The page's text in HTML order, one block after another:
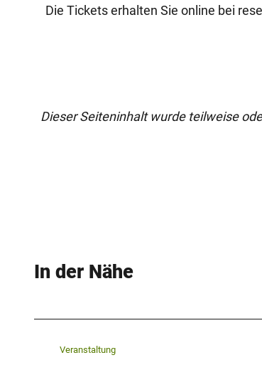
Die Tickets erhalten Sie online bei
Dieser Seiteninhalt wurde teilweise
In der Nähe
Veranstaltung